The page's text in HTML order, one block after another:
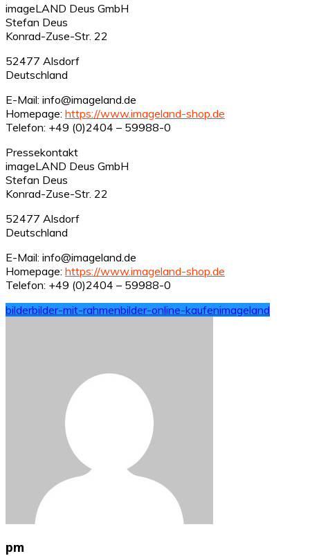
imageLAND Deus GmbH
Stefan Deus
Konrad-Zuse-Str. 22
52477 Alsdorf
Deutschland
E-Mail: info@imageland.de
Homepage: https://www.imageland-shop.de
Telefon: +49 (0)2404 – 59988-0
Pressekontakt
imageLAND Deus GmbH
Stefan Deus
Konrad-Zuse-Str. 22
52477 Alsdorf
Deutschland
E-Mail: info@imageland.de
Homepage: https://www.imageland-shop.de
Telefon: +49 (0)2404 – 59988-0
bilderbilder-mit-rahmenbilder-online-kaufenimageland
pm